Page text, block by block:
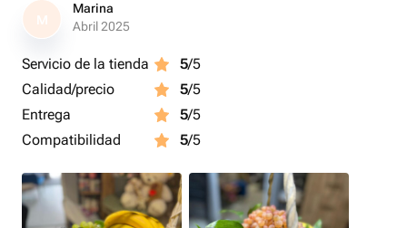
M
Marina
Abril 2025
Servicio de la tienda 5/5
Calidad/precio
5/5
Entrega
5/5
Compatibilidad
5/5